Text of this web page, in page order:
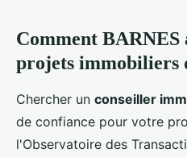
Comment BARNES
projets immobiliers
Chercher un conseiller
de confiance pour votre
l'Observatoire des